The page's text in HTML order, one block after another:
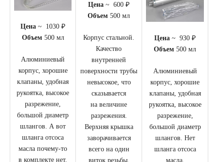
Цена ~ 1030 ₽
Объем 500 мл
Алюминиевый
корпус, хорошие
клапаны, удобная
рукоятка, высокое
разрежение,
большой диаметр
шлангов. А вот
шланга отсоса
масла почему-то
в комплекте нет.
Цена ~ 600 ₽
Объем 500 мл
Корпус стальной.
Качество
внутренней
поверхности трубы
невысокое, что
сказывается
на величине
разрежения.
Верхняя крышка
заворачивается
всего на один
виток резьбы.
Цена ~ 930 ₽
Объем 500 мл
Алюминиевый
корпус, хорошие
клапаны, удобная
рукоятка, высокое
разрежение,
большой диаметр
шлангов. Нет
шланга отсоса
масла.